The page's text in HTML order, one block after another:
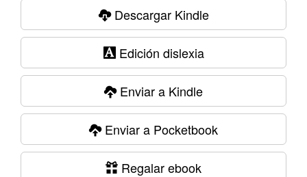
Descargar Kindle
Edición dislexia
Enviar a Kindle
Enviar a Pocketbook
Regalar ebook